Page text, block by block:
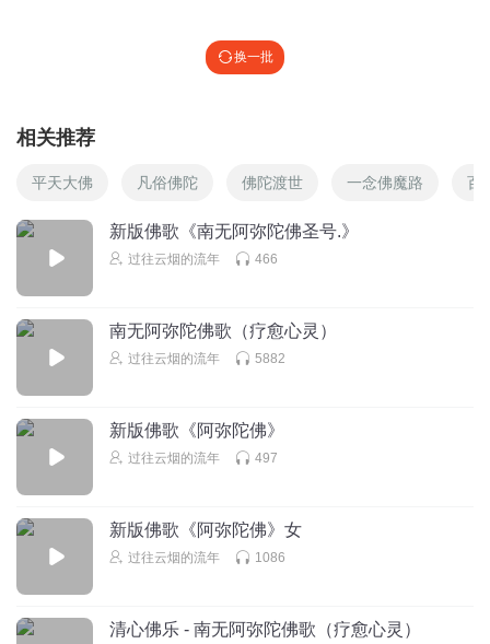
换一批
相关推荐
平天大佛 凡俗佛陀 佛陀渡世 一念佛魔路 百
新版佛歌《南无阿弥陀佛圣号.》
过往云烟的流年 466
南无阿弥陀佛歌（疗愈心灵）
过往云烟的流年 5882
新版佛歌《阿弥陀佛》
过往云烟的流年 497
新版佛歌《阿弥陀佛》女
过往云烟的流年 1086
清心佛乐 - 南无阿弥陀佛歌（疗愈心灵）